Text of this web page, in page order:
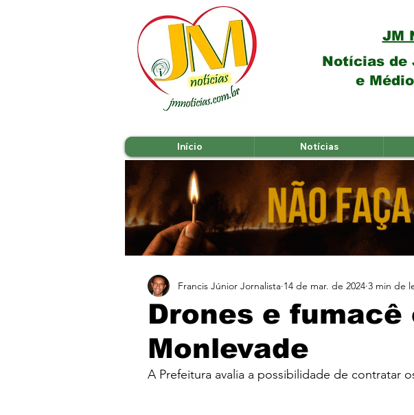
Notícias de
e
JM
Início Notícias
Drones e fumacê
Monlevade
Francis Júnior Jornalista 14 de mar. de 2024 3 min de
A Prefeitura avalia a possibilidade de contratar